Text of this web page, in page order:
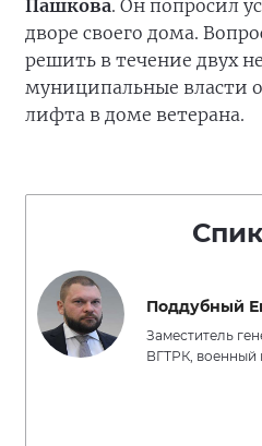
Пашкова. Он попросил
дворе своего дома.
решить в течение двух
муниципальные власти
лифта в доме ветерана.
Поддубный
Заместитель
ВГТРК, военный